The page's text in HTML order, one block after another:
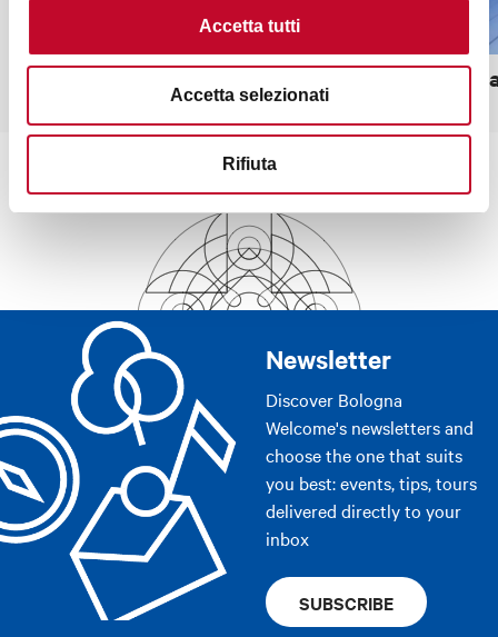
Accetta tutti
Accetta selezionati
Rifiuta
Renato Dall'Ara Stadium Sasso
Newsletter
Discover Bologna
Welcome's newsletters and
choose the one that suits
you best: events, tips, tours
delivered directly to your
inbox
SUBSCRIBE